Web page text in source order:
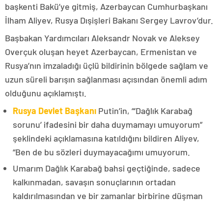
başkenti Bakü’ye gitmiş, Azerbaycan Cumhurbaşkanı
İlham Aliyev, Rusya Dışişleri Bakanı Sergey Lavrov’dur.
Başbakan Yardımcıları Aleksandr Novak ve Aleksey
Overçuk oluşan heyet Azerbaycan, Ermenistan ve
Rusya’nın imzaladığı üçlü bildirinin bölgede sağlam ve
uzun süreli barışın sağlanması açısından önemli adım
olduğunu açıklamıştı.
Rusya Devlet Başkanı Putin’in, “‘Dağlık Karabağ
sorunu’ ifadesini bir daha duymamayı umuyorum”
şeklindeki açıklamasına katıldığını bildiren Aliyev,
“Ben de bu sözleri duymayacağımı umuyorum.
Umarım Dağlık Karabağ bahsi geçtiğinde, sadece
kalkınmadan, savaşın sonuçlarının ortadan
kaldırılmasından ve bir zamanlar birbirine düşman